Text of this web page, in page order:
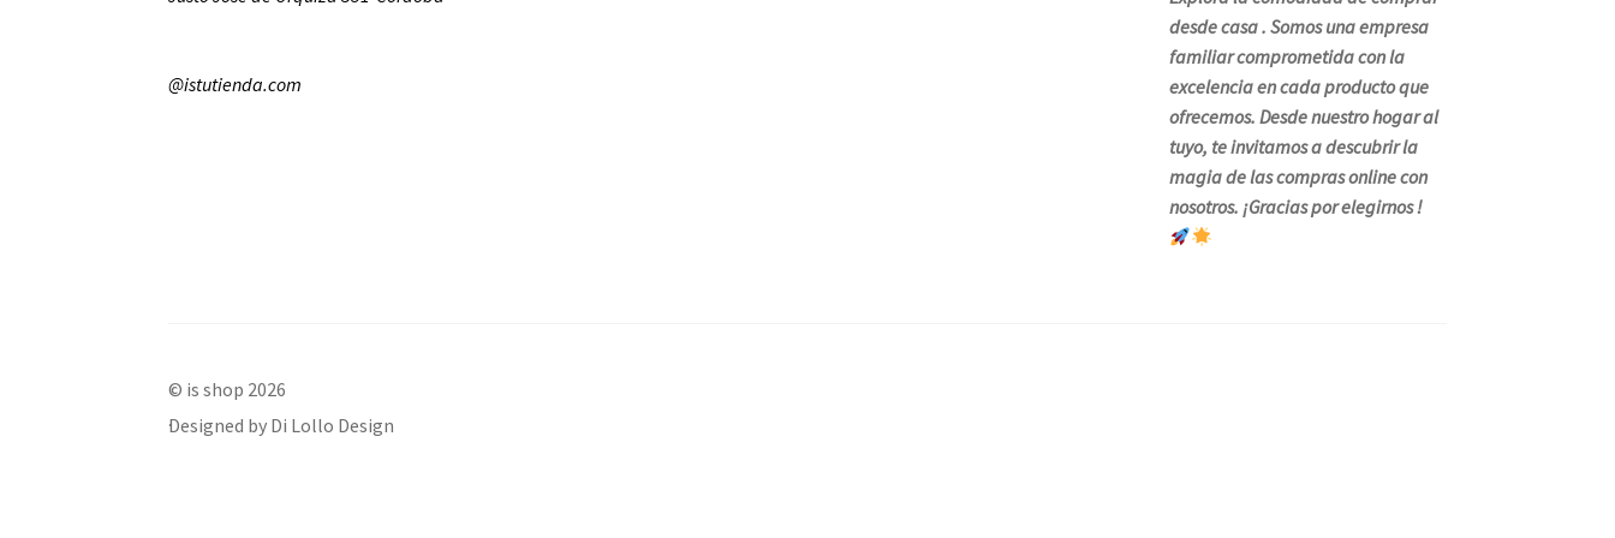
@istutienda.com
desde casa . Somos una empresa
familiar comprometida con la
excelencia en cada producto que
ofrecemos. Desde nuestro hogar al
tuyo, te invitamos a descubrir la
magia de las compras online con
nosotros. ¡Gracias por elegirnos !
© is shop 2026
.